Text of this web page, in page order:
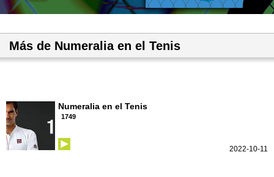
Más de Numeralia en el Tenis
Numeralia en el Tenis
1749
2022-10-11